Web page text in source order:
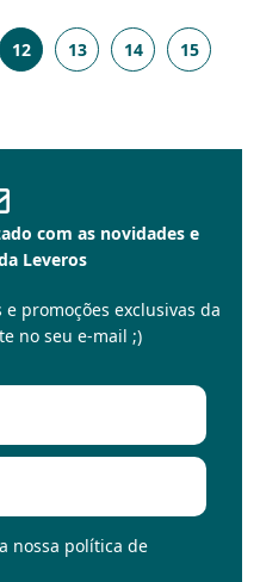
12 13 14 15
com as novidades e
Leveros
promoções exclusivas da
no seu e-mail ;)
nossa política de